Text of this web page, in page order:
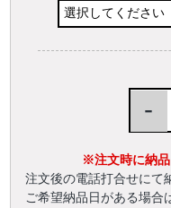
-
※注文時に納
注文後の電話打合せにて
ご希望納品日がある場合